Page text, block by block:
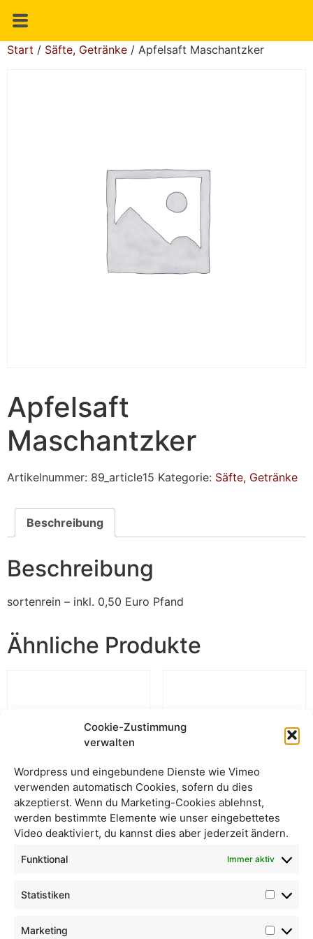
Cookie-Zustimmung
verwalten
Wordpress und eingebundene Dienste wie Vimeo
verwenden automatisch Cookies, sofern du dies
akzeptierst. Wenn du Marketing-Cookies ablehnst,
werden bestimmte Elemente wie unser eingebettetes
Video deaktiviert, du kannst dies aber jederzeit ändern.
Funktional Immer aktiv
Statistiken
Marketing
Start / Säfte, Getränke / Apfelsaft Maschantzker
Apfelsaft
Maschantzker
Artikelnummer: 89_article15 Kategorie: Säfte, Getränke
Beschreibung
Beschreibung
sortenrein – inkl. 0,50 Euro Pfand
Ähnliche Produkte
Aroniasaft Apfelsaft „klar“